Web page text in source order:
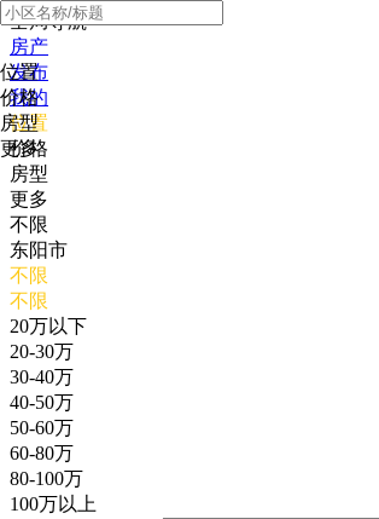
全局导航
房产
发布
我的
位置
价格
房型
更多
位置
价格
房型
更多
不限
东阳市
不限
不限
20万以下
20-30万
30-40万
40-50万
50-60万
60-80万
80-100万
100万以上